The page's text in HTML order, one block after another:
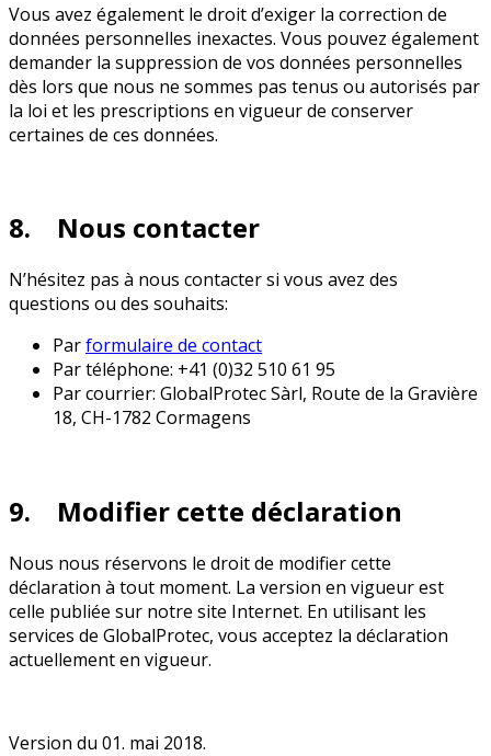
Vous avez également le droit d’exiger la correction de
données personnelles inexactes. Vous pouvez également
demander la suppression de vos données personnelles
dès lors que nous ne sommes pas tenus ou autorisés par
la loi et les prescriptions en vigueur de conserver
certaines de ces données.
8. Nous contacter
N’hésitez pas à nous contacter si vous avez des
questions ou des souhaits:
Parformulaire de contact
Par téléphone: +41 (0)32 510 61 95
Par courrier: GlobalProtec Sàrl, Route de la Gravière
18, CH-1782 Cormagens
9. Modifier cette déclaration
Nous nous réservons le droit de modifier cette
déclaration à tout moment. La version en vigueur est
celle publiée sur notre site Internet. En utilisant les
services de GlobalProtec, vous acceptez la déclaration
actuellement en vigueur.
Version du 01. mai 2018.